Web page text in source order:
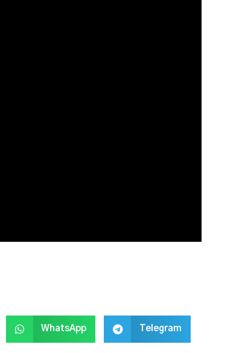
WhatsApp Telegram